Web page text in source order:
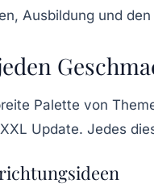
Ausbildung und
Palette von
Update. Jedes